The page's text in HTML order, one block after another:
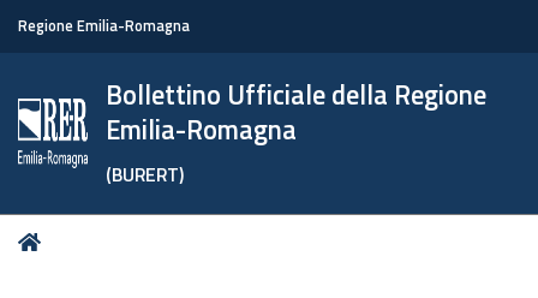
Regione Emilia-Romagna
Bollettino Ufficiale della Regione
Emilia-Romagna
(BURERT)
Tu